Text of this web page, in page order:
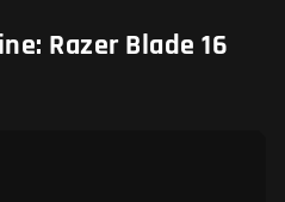
Razer Blade 16